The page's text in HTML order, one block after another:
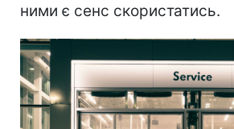
ними є сенс скористатись.